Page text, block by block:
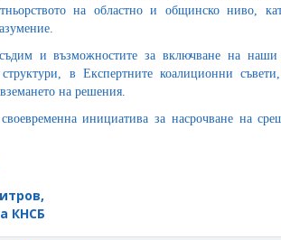
на областно и общинско ниво,
и възможностите за включване на
в Експертните коалиционни
на решения.
инициатива за насрочване на
КНСБ